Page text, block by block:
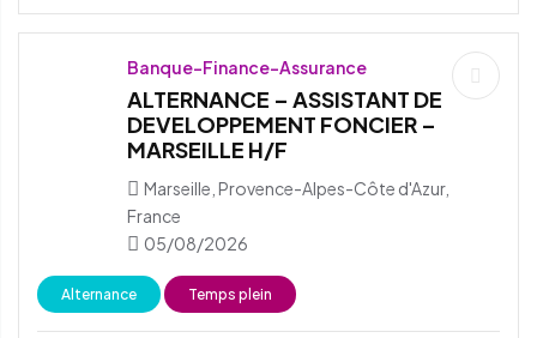
Banque-Finance-Assurance
ALTERNANCE – ASSISTANT DE
DEVELOPPEMENT FONCIER –
MARSEILLE H/F
Marseille, Provence-Alpes-Côte d'Azur,
France
05/08/2026
Alternance Temps plein